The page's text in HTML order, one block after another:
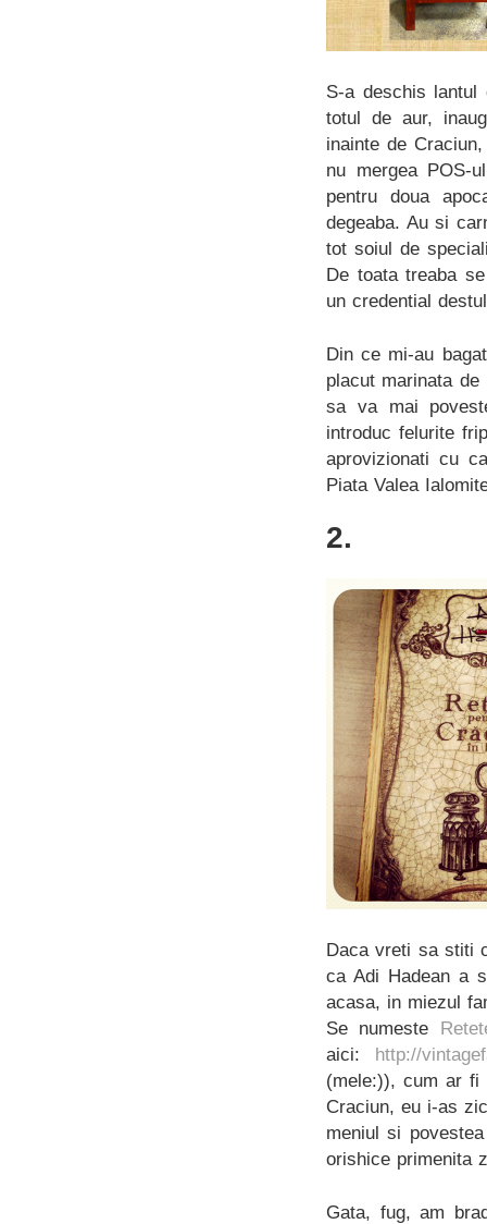
S-a deschis
totul de aur,
inainte de
nu mergea POS-
pentru doua
degeaba. Au si
tot soiul de
De toata treaba
un credential
Din ce mi-au
placut marinata
sa va mai
introduc felurite
aprovizionati cu
Piata Valea
2.
Daca vreti sa stiti
ca Adi Hadean a
acasa, in miezul
Se numeste
aici: http://
(mele:)), cum ar fi
Craciun, eu i-as
meniul si
orishice primenita
Gata, fug, am